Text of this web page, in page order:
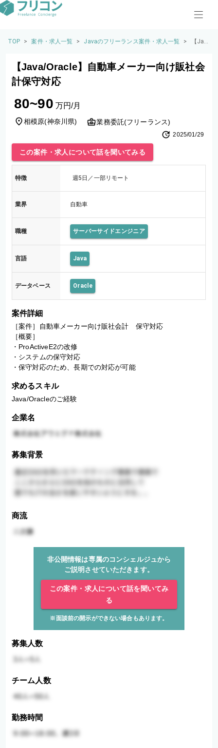
TOP > 案件・求人一覧 > Javaのフリーランス案件・求人一覧 >
【Jav
自動
応
【Java/Oracle】自動車メーカー向け販社会
計保守対応
80~90 万円/月
相模原(神奈川県) 業務委託(フリーランス)
2025/01/29
この案件・求人について話を聞いてみる
特徴 週5日／一部リモート
業界 自動車
職種 サーバーサイドエンジニア
言語 Java
データベース Oracle
案件詳細
［案件］自動車メーカー向け販社会計　保守対応
［概要］
・ProActiveE2の改修
・システムの保守対応
・保守対応のため、長期での対応が可能
求めるスキル
Java/Oracleのご経験
企業名
募集背景
商流
非公開情報は専属のコンシェルジュから
ご説明させていただきます。
この案件・求人について話を聞いてみ
る
※面談前の開示ができない場合もあります。
募集人数
チーム人数
勤務時間